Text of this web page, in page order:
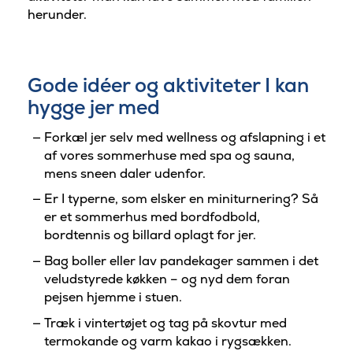
herunder.
Gode idéer og aktiviteter I kan
hygge jer med
Forkæl jer selv med wellness og afslapning i et
af vores sommerhuse med spa og sauna,
mens sneen daler udenfor.
Er I typerne, som elsker en miniturnering? Så
er et sommerhus med bordfodbold,
bordtennis og billard oplagt for jer.
Bag boller eller lav pandekager sammen i det
veludstyrede køkken – og nyd dem foran
pejsen hjemme i stuen.
Træk i vintertøjet og tag på skovtur med
termokande og varm kakao i rygsækken.